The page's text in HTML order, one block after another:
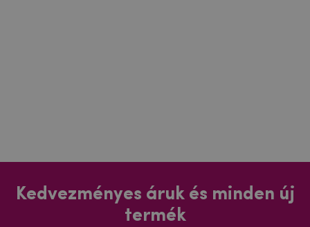
Kedvezményes áruk és minden új
termék